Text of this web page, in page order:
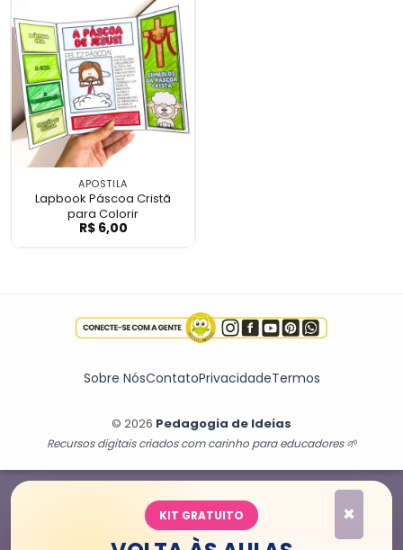
APOSTILA
Lapbook Páscoa Cristã
para Colorir
Lapbook Páscoa Cristã para Colorir
R$6,00
Sobre NósContatoPrivacidadeTermos
© 2026 Pedagogia de Ideias
Recursos digitais criados com carinho para educadores 🌱
×
KIT GRATUITO